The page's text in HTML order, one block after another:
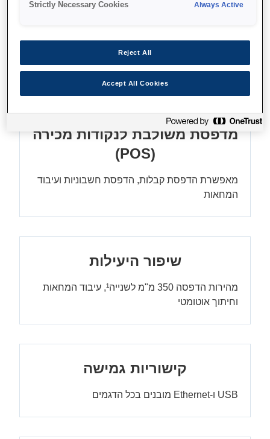
מאפיינים
מדפסת משולבת לנקודות מכירה
(POS)
מאפשרת הדפסת קבלות, הדפסת חשבוניות ועיבוד
המחאות
שיפור היעילות
מהירות הדפסה 350 מ"מ לשנייה¹, עיבוד המחאות
וחיתוך אוטומטי
קישוריות גמישה
USB ו-Ethernet מובנים בכל הדגמים
Strictly Necessary Cookies Always Active
Reject All
Accept All Cookies